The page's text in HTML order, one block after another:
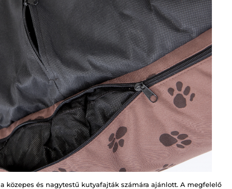
közepes és nagytestű kutyafajták számára ajánlott. A megfelelő